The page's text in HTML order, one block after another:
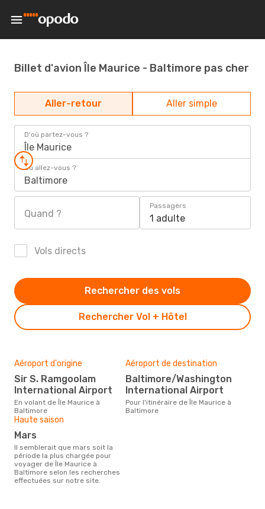
Billet d'avion Île Maurice - Baltimore pas cher
Aller-retour Aller simple
D'où partez-vous ?
Île Maurice
Où allez-vous ?
Baltimore
Quand ?
Passagers
1 adulte
Vols directs
Rechercher Vol + Hôtel
Rechercher des vols
Aéroport d'origine
Sir S. Ramgoolam
International Airport
En volant de Île Maurice à
Baltimore
Aéroport de destination
Baltimore/Washington
International Airport
Pour l'itinéraire de Île Maurice à
Baltimore
Haute saison
mars
Il semblerait que mars soit la
période la plus chargée pour
voyager de Île Maurice à
Baltimore selon les recherches
effectuées sur notre site.